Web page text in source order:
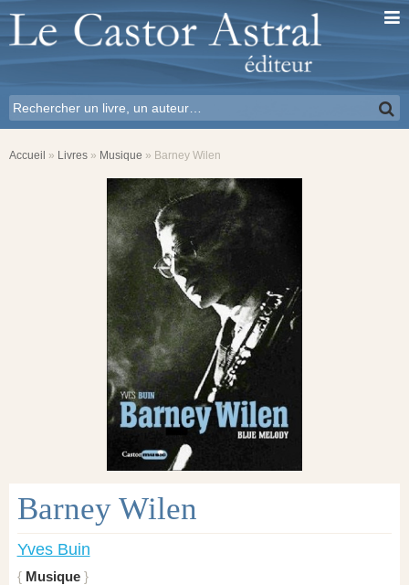
Accueil » Livres » Musique » Barney Wilen
Barney Wilen
Yves Buin
Musique